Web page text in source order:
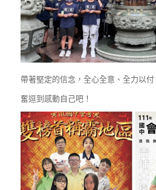
帶著堅定的信念，全心全意、全力以付
奮逗到感動自己吧！